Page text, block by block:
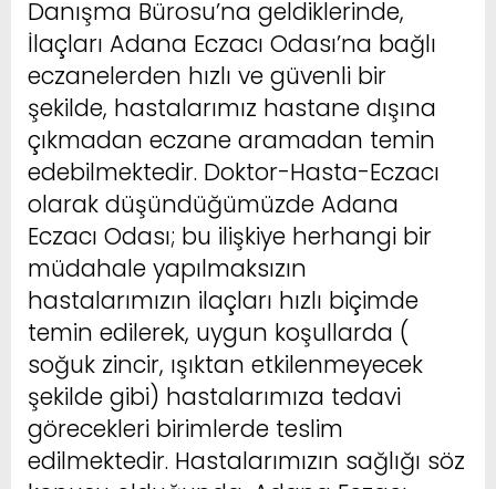
Danışma Bürosu’na geldiklerinde,
İlaçları Adana Eczacı Odası’na bağlı
eczanelerden hızlı ve güvenli bir
şekilde, hastalarımız hastane dışına
çıkmadan eczane aramadan temin
edebilmektedir. Doktor-Hasta-Eczacı
olarak düşündüğümüzde Adana
Eczacı Odası; bu ilişkiye herhangi bir
müdahale yapılmaksızın
hastalarımızın ilaçları hızlı biçimde
temin edilerek, uygun koşullarda (
soğuk zincir, ışıktan etkilenmeyecek
şekilde gibi) hastalarımıza tedavi
görecekleri birimlerde teslim
edilmektedir. Hastalarımızın sağlığı söz